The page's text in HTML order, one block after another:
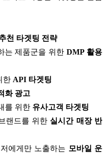
천 타겟팅 전략
는 제품군을 위한DMP 활용
한 API 타겟팅
화 광고
를 위한 유사고객 타겟팅
랜드를 위한 실시간 매장 반
에게만 노출하는 모바일 운